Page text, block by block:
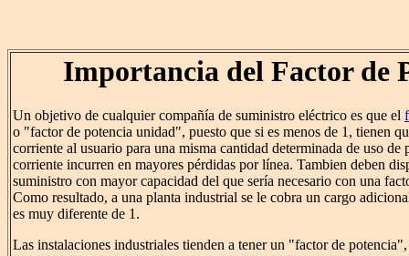
Importancia del Factor de
Un objetivo de cualquier compañía de suministro eléctrico es que el
o "factor de potencia unidad", puesto que si es menos de 1, tienen
corriente al usuario para una misma cantidad determinada de uso de
corriente incurren en mayores pérdidas por línea. Tambien deben
suministro con mayor capacidad del que sería necesario con una
Como resultado, a una planta industrial se le cobra un cargo
es muy diferente de 1.
Las instalaciones industriales tienden a tener un "factor de